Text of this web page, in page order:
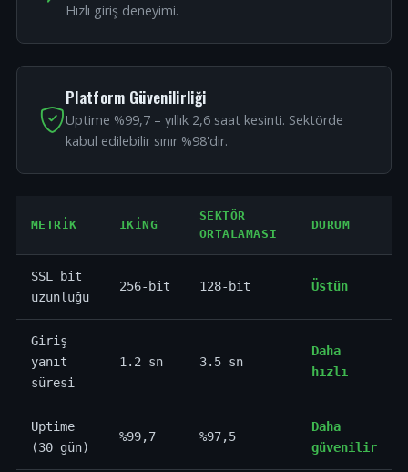
Hızlı giriş deneyimi.
Platform Güvenilirliği
Uptime %99,7 – yıllık 2,6 saat kesinti. Sektörde
kabul edilebilir sınır %98'dir.
METRIK 1KING
SEKTÖR
ORTALAMASI
DURUM
SSL bit
uzunluğu
256-bit 128-bit Üstün
Giriş
yanıt
süresi
1.2 sn 3.5 sn
Daha
hızlı
Uptime
(30 gün)
%99,7 %97,5
Daha
güvenilir